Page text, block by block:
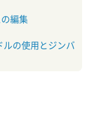
編集
ルの使用とジンバ